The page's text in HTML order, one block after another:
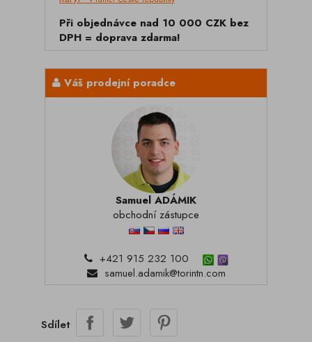
Při objednávce nad 10 000 CZK bez
DPH = doprava zdarma!
Váš prodejní poradce
Samuel ADÁMIK
obchodní zástupce
+421 915 232 100
samuel.adamik@torintn.com
Sdílet